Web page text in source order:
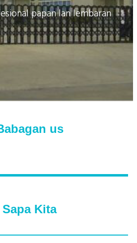
papan lan lembaran
us
Sapa Kita